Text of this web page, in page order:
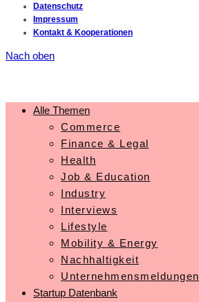
Datenschutz
Impressum
Kontakt & Kooperationen
Nach oben
Alle Themen
Commerce
Finance & Legal
Health
Job & Education
Industry
Interviews
Lifestyle
Mobility & Energy
Nachhaltigkeit
Unternehmensmeldungen
Startup Datenbank